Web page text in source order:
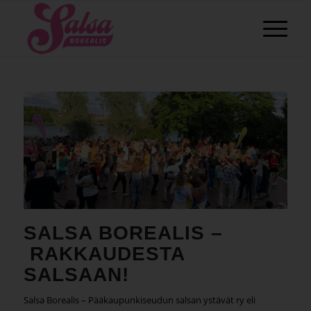
SALSA BOREALIS –
RAKKAUDESTA
SALSAAN!
Salsa Borealis – Pääkaupunkiseudun salsan ystävät ry eli